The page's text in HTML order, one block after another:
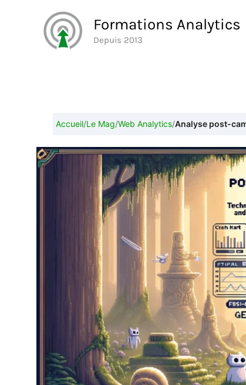
Formations Analytics
Depuis 2013
Accueil/Le Mag/Web Analytics/Analyse post-